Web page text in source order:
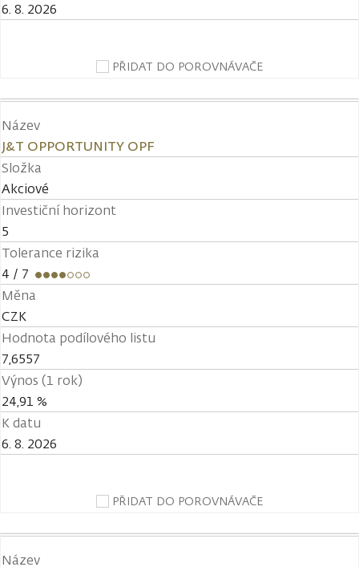
6. 8. 2026
PŘIDAT DO POROVNÁVAČE
Název
J&T OPPORTUNITY OPF
Složka
Akciové
Investiční horizont
5
Tolerance rizika
4 / 7
Měna
CZK
Hodnota podílového listu
7,6557
Výnos (1 rok)
24,91 %
K datu
6. 8. 2026
PŘIDAT DO POROVNÁVAČE
Název